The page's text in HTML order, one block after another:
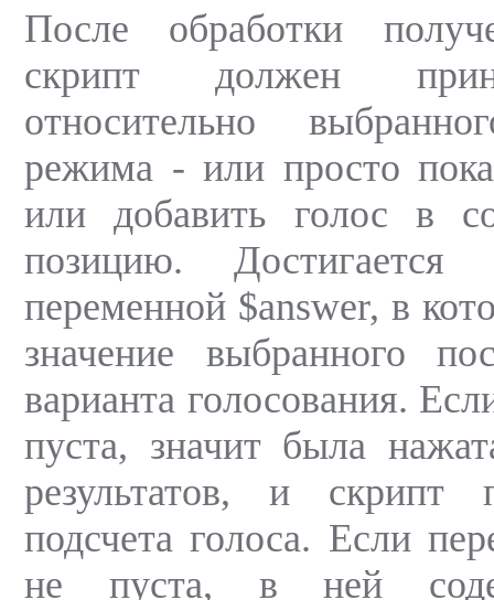
После обработки
скрипт должен
относительно
режима - или просто
или добавить голос в
позицию. Достигается
переменной $answer, в
значение выбранного
варианта голосования.
пуста, значит была
результатов, и скрипт
подсчета голоса. Если
не пуста, в ней